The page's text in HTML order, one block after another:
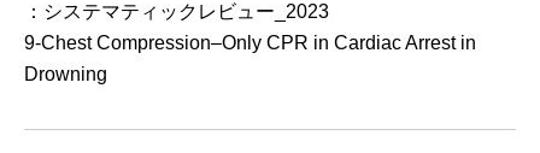
：システマティックレビュー_2023
9-Chest Compression–Only CPR in Cardiac Arrest in
Drowning